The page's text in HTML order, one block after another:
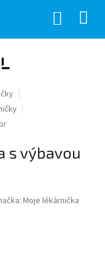
s výbavou
Moje lékárnička